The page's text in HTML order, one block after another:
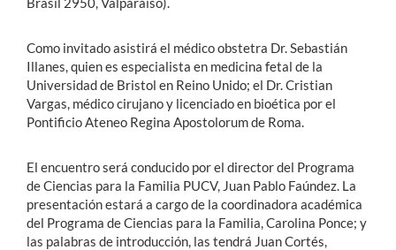
Como invitado asistirá el médico obstetra Dr. Sebastián
Illanes, quien es especialista en medicina fetal de la
Universidad de Bristol en Reino Unido; el Dr. Cristian
Vargas, médico cirujano y licenciado en bioética por el
Pontificio Ateneo Regina Apostolorum de Roma.
El encuentro será conducido por el director del Programa
de Ciencias para la Familia PUCV, Juan Pablo Faúndez. La
presentación estará a cargo de la coordinadora académica
del Programa de Ciencias para la Familia, Carolina Ponce; y
las palabras de introducción, las tendrá Juan Cortés,